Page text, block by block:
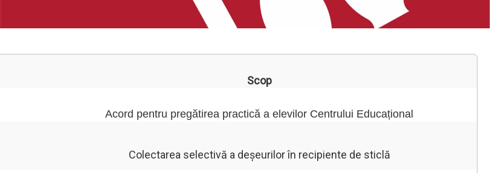
Scop
Acord pentru pregătirea practică a elevilor Centrului Educațional
Colectarea selectivă a deșeurilor în recipiente de sticlă